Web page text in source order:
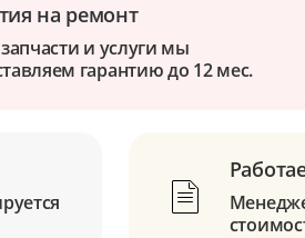
на ремонт
и услуги мы
гарантию до 12 мес.